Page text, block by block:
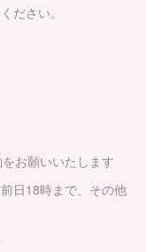
ださい。
お願いいたします
日18時まで、その他